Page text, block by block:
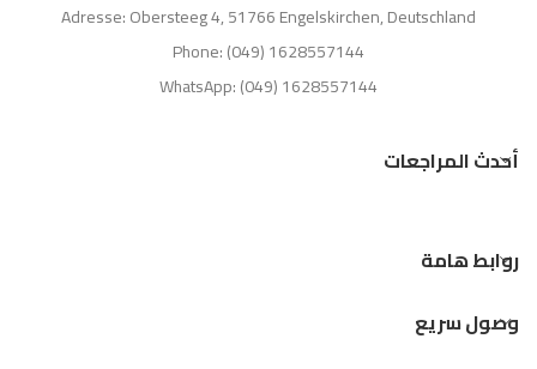
Adresse: Obersteeg 4, 51766 Engelskirchen, Deutschland
Phone: (049) 1628557144
WhatsApp: (049) 1628557144
أحدث المراجعات
روابط هامة
وصول سريع